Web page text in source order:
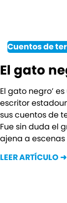
Cuentos de
El gato
El gato negro’
escritor
sus cuentos de
Fue sin duda el
ajena a
LEER ARTÍCULO ➜